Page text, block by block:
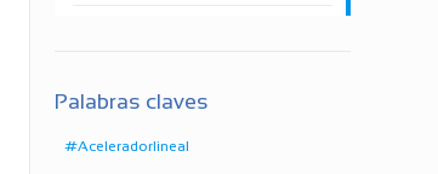
Palabras claves
#Aceleradorlineal